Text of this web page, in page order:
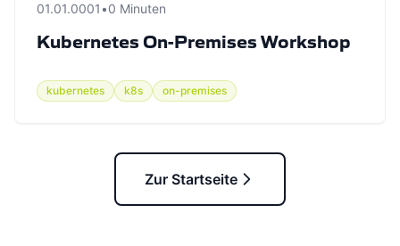
01.01.0001 •0 Minuten
Kubernetes On-Premises Workshop
kubernetes k8s on-premises
Zur Startseite